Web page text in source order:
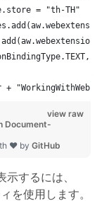
= "th-TH"
view raw
Document-
❤ by GitHub
するには、
を使用します。